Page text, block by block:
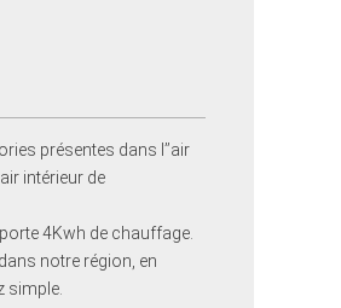
présentes dans l’’air
intérieur de
4Kwh de chauffage.
notre région, en
simple.